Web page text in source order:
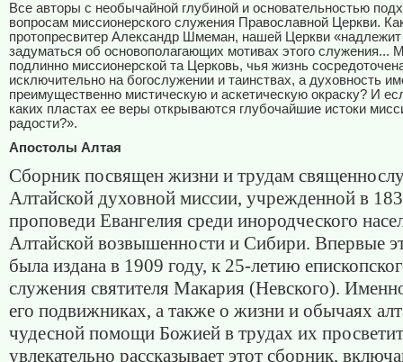
Все авторы с необычайной глубиной и основательностью
вопросам миссионерского служения Православной Церкви.
протопресвитер Александр Шмеман, нашей Церкви
задуматься об основополагающих мотивах этого служения...
подлинно миссионерской та Церковь, чья жизнь
исключительно на богослужении и таинствах, а духовность
преимущественно мистическую и аскетическую окраску? И
каких пластах ее веры открываются глубочайшие истоки
радости?».
Апостолы Алтая
Сборник посвящен жизни и трудам
Алтайской духовной миссии, учрежденной в
проповеди Евангелия среди инородческого
Алтайской возвышенности и Сибири. Впервые
была издана в 1909 году, к 25-летию
служения святителя Макария (Невского).
его подвижниках, а также о жизни и обычаях
чудесной помощи Божией в трудах их
увлекательно рассказывает этот сборник,